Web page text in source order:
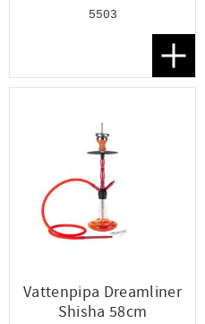
till i favoriter
5503
Vattenpipa Dreamliner
Shisha 58cm